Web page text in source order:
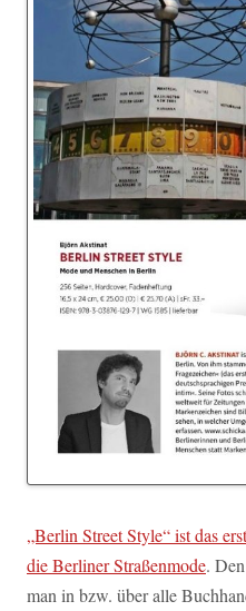
„Berlin Street Style“ ist das
die Berliner Straßenmode.
man in bzw. über alle